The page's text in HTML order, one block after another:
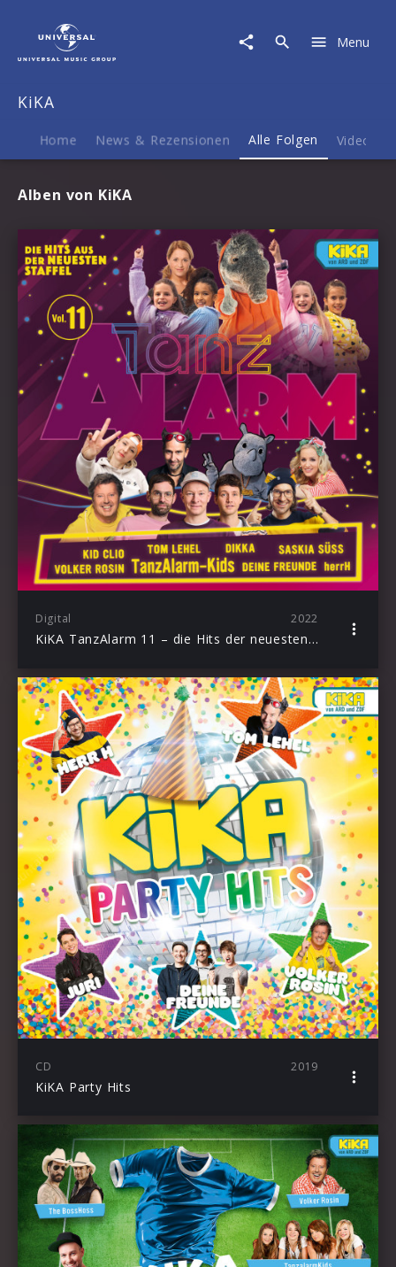
Menu
KiKA
Home News & Rezensionen Alle Folgen Videos
Alben von KiKA
Digital 2022
KiKA TanzAlarm 11 – die Hits der neuesten Staffel
CD 2019
KiKA Party Hits